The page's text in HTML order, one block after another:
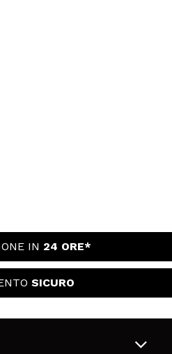
IN 24 ORE*
SICURO